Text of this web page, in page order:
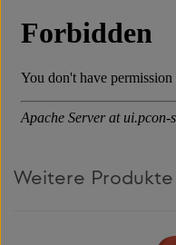
Weitere